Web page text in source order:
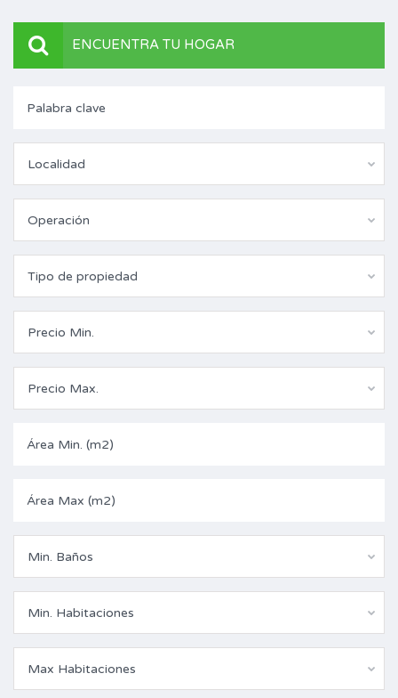
ENCUENTRA TU HOGAR
Localidad
Operación
Tipo de propiedad
Precio Min.
Precio Max.
Min. Baños
Min. Habitaciones
Max Habitaciones